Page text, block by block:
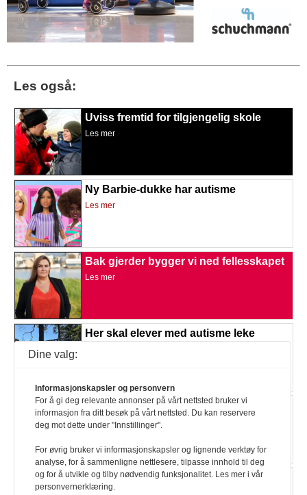
Les også:
Uviss fremtid for tilgjengelig skole
Les mer
Ny Barbie-dukke har autisme
Les mer
Bak gjerder bygger vi ned fellesskapet
Les mer
Her skal elever med autisme leke
Billigere assistanse i Fredrikstad
Les mer
Skoler bryter loven
Dine valg:
Informasjonskapsler og personvern
For å gi deg relevante annonser på vårt nettsted bruker vi
informasjon fra ditt besøk på vårt nettsted. Du kan reservere
deg mot dette under "Innstillinger".
For øvrig bruker vi informasjonskapsler og lignende verktøy for
analyse, for å sammenligne nettlesere, tilpasse innhold til deg
og for å utvikle og tilby nødvendig funksjonalitet. Les mer i vår
personvernerklæring.